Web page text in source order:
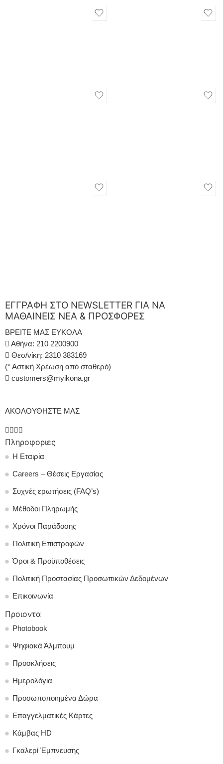
ΕΓΓΡΑΦΗ ΣΤΟ NEWSLETTER ΓΙΑ ΝΑ
ΜΑΘΑΙΝΕΙΣ ΝΕΑ & ΠΡΟΣΦΟΡΕΣ
ΒΡΕΙΤΕ ΜΑΣ ΕΥΚΟΛΑ
Αθήνα: 210 2200900
Θεσ/νίκη: 2310 383169
(* Αστική Χρέωση από σταθερό)
customers@myikona.gr
ΑΚΟΛΟΥΘΗΣΤΕ ΜΑΣ
Πληροφοριες
Η Εταιρία
Careers – Θέσεις Εργασίας
Συχνές ερωτήσεις (FAQ’s)
Μέθοδοι Πληρωμής
Χρόνοι Παράδοσης
Πολιτική Επιστροφών
Όροι & Προϋποθέσεις
Πολιτική Προστασίας Προσωπικών Δεδομένων
Επικοινωνία
Προιοντα
Photobook
Ψηφιακά Άλμπουμ
Προσκλήσεις
Ημερολόγια
Προσωποποιημένα Δώρα
Επαγγελματικές Κάρτες
Κάμβας HD
Γκαλερί Έμπνευσης